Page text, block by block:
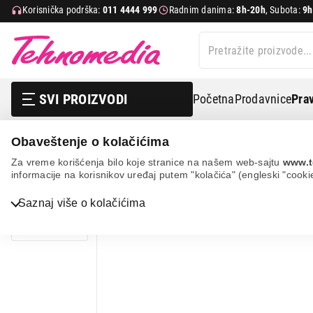
Obaveštenje o kolačićima
Za vreme korišćenja bilo koje stranice na našem web-sajtu
informacije na korisnikov uređaj putem "kolačića" (engleski
Saznaj više o kolačićima
Korisnička podrška: 011 4444 999 Radnim danima:8h-20h, Subota:
SVI PROIZVODI PočetnaProdavnice
Bela tehnika
Mobilni telefoni i tableti